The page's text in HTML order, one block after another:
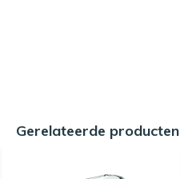
Gerelateerde producten